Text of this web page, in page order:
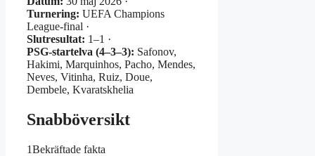
Turnering: UEFA Champions
League-final ·
Slutresultat: 1–1 ·
PSG-startelva (4–3–3): Safonov,
Hakimi, Marquinhos, Pacho, Mendes,
Neves, Vitinha, Ruiz, Doue,
Dembele, Kvaratskhelia
Snabböversikt
1Bekräftade fakta